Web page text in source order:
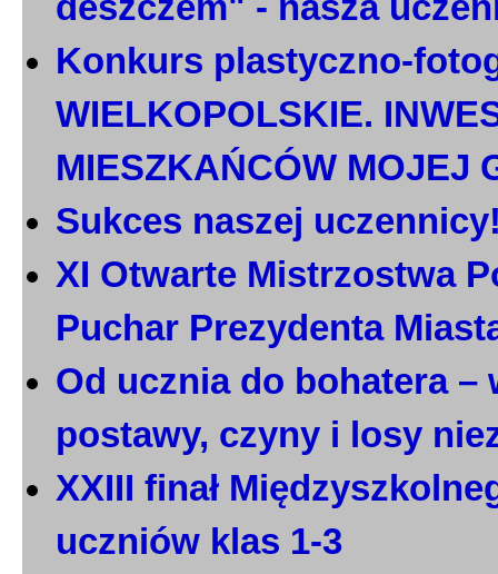
Konkurs plastyczno-
WIELKOPOLSKIE.
MIESZKAŃCÓW MOJEJ
Sukces naszej
XI Otwarte Mistrzostwa
Puchar Prezydenta
Od ucznia do bohatera –
postawy, czyny i losy
XXIII finał
uczniów klas 1-3